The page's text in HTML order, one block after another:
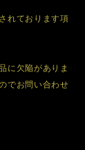
れております項
に欠陥がありま
でお問い合わせ